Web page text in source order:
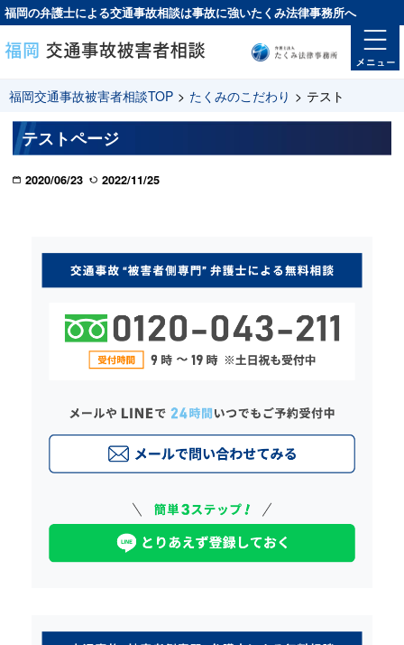
福岡の弁護士による交通事故相談は事故に強いたくみ法律事務所へ
福岡交通事故被害者相談TOP > たくみのこだわり > テスト
テストページ
2020/06/23 2022/11/25